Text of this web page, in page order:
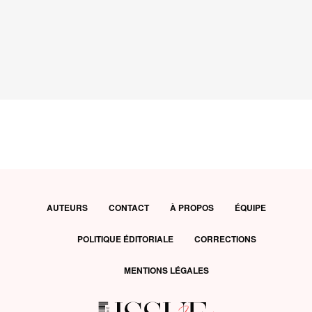
AUTEURS CONTACT À PROPOS ÉQUIPE
POLITIQUE ÉDITORIALE CORRECTIONS
MENTIONS LÉGALES